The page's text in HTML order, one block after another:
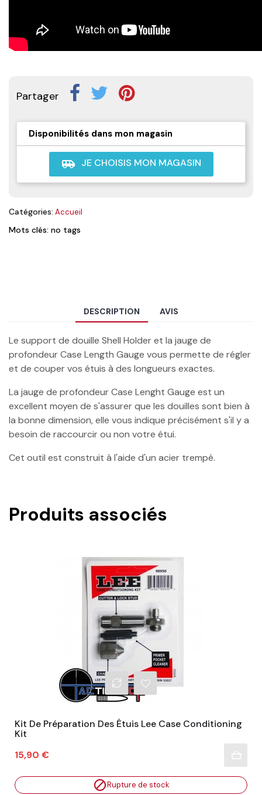
Partager
Disponibilités dans mon magasin
airport_shuttle JE CHOISIS MON MAGASIN
Catégories: Accueil
Mots clés: no tags
DESCRIPTION AVIS
Le support de douille Shell Holder et la jauge de
profondeur Case Length Gauge vous permette de régler
et de couper vos étuis à des longueurs exactes.
La jauge de profondeur Case Lenght Gauge est un
excellent moyen de s'assurer que les douilles sont bien à
la bonne dimension, elle vous indique précisément s'il y a
besoin de raccourcir ou non votre étui.
Cet outil est construit à l'aide d'un acier trempé.
Produits associés
Kit De Préparation Des Étuis Lee Case Conditioning
Kit
Prix
15,90 €
Rupture de stock